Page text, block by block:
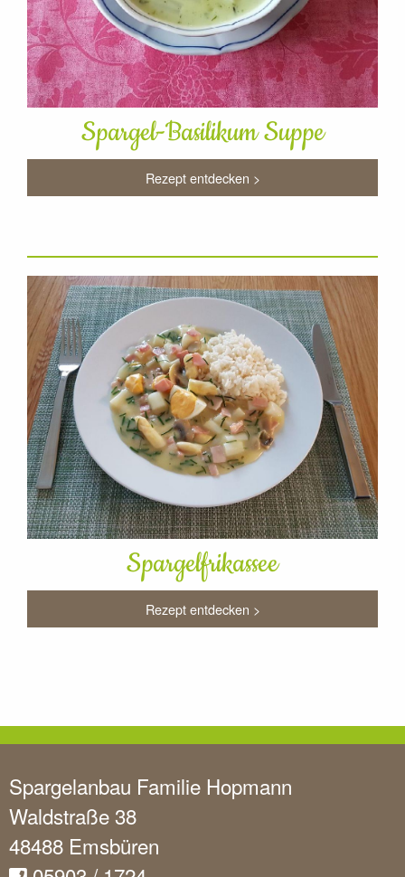
Spargel-Basilikum Suppe
Rezept entdecken >
Spargelfrikassee
Rezept entdecken >
Spargelanbau Familie Hopmann
Waldstraße 38
48488 Emsbüren